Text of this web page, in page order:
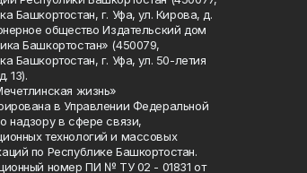
Башкортостан, г. Уфа, ул. Кирова, д.
общество Издательский дом
Башкортостан» (450079,
Башкортостан, г. Уфа, ул. 50-летия
13).
жизнь»
в Управлении Федеральной
надзору в сфере связи,
технологий и массовых
по Республике Башкортостан.
номер ПИ № ТУ 02 - 01831 от